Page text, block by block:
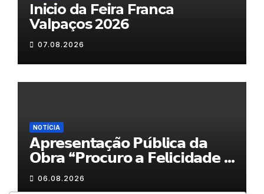
Inicio da Feira Franca
Valpaços 2026
07.08.2026
NOTÍCIA
𝗔𝗽𝗿𝗲𝘀𝗲𝗻𝘁𝗮𝗰̧𝗮̃𝗼 𝗣𝘂́𝗯𝗹𝗶𝗰𝗮 𝗱𝗮
𝗢𝗯𝗿𝗮 “𝗣𝗿𝗼𝗰𝘂𝗿𝗼 𝗮 𝗙𝗲𝗹𝗶𝗰𝗶𝗱𝗮𝗱𝗲 𝗲
𝗲𝗹𝗮 𝗺𝗼𝗿𝗮 𝗰𝗼𝗺𝗶𝗴𝗼”
06.08.2026